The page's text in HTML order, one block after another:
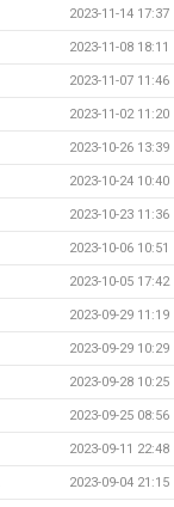
2023-11-14 17:37
2023-11-08 18:11
2023-11-07 11:46
2023-11-02 11:20
2023-10-26 13:39
2023-10-24 10:40
2023-10-23 11:36
2023-10-06 10:51
2023-10-05 17:42
2023-09-29 11:19
2023-09-29 10:29
2023-09-28 10:25
2023-09-25 08:56
2023-09-11 22:48
2023-09-04 21:15